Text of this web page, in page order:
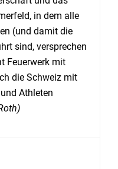
in dem alle
(und damit die
sind, versprechen
Feuerwerk mit
die Schweiz mit
Athleten